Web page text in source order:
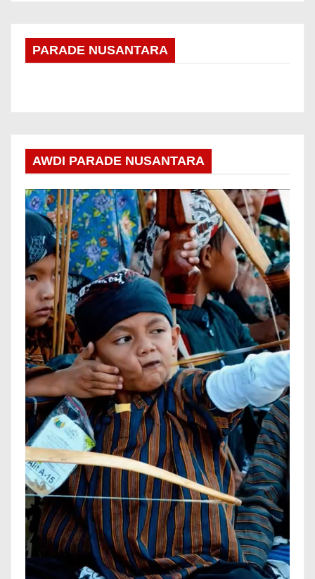
PARADE NUSANTARA
AWDI PARADE NUSANTARA